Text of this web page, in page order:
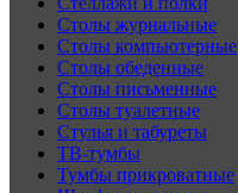
Столы журнальные
Столы компьютерные
Столы обеденные
Столы письменные
Столы туалетные
Стулья и табуреты
ТВ-тумбы
Тумбы прикроватные